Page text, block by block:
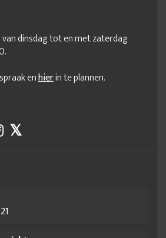
dinsdag tot en met zaterdag
enhierin te plannen.